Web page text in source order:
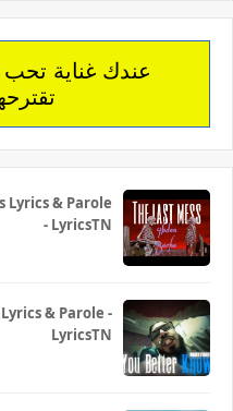
عندك غناية تحب
Lyrics & Parole
- LyricsTN
& Parole -
LyricsTN